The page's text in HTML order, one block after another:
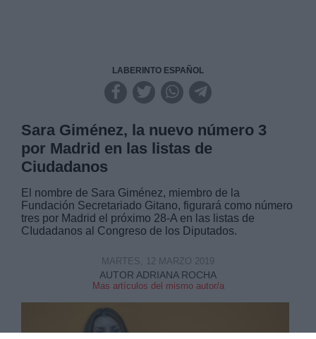
LABERINTO ESPAÑOL
Sara Giménez, la nuevo número 3
por Madrid en las listas de
Ciudadanos
El nombre de Sara Giménez, miembro de la
Fundación Secretariado Gitano, figurará como número
tres por Madrid el próximo 28-A en las listas de
CIudadanos al Congreso de los Diputados.
AUTOR ADRIANA ROCHA
Mas artículos del mismo autor/a
MARTES, 12 MARZO 2019